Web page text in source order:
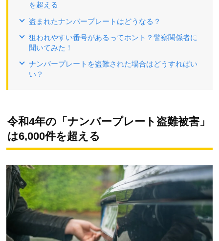
を超える
盗まれたナンバープレートはどうなる？
狙われやすい番号があるってホント？警察関係者に
聞いてみた！
ナンバープレートを盗難された場合はどうすればい
い？
令和4年の「ナンバープレート盗難被害」
は6,000件を超える